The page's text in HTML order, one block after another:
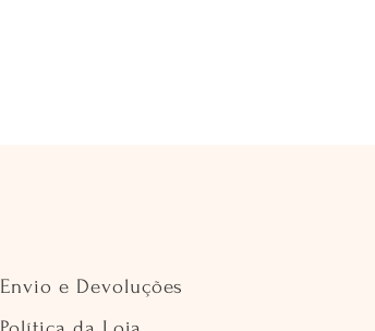
Envio e Devoluções